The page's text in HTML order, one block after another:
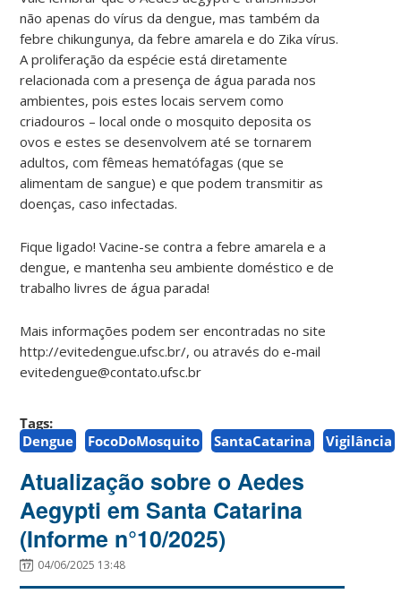
não apenas do vírus da dengue, mas também da
febre chikungunya, da febre amarela e do Zika vírus.
A proliferação da espécie está diretamente
relacionada com a presença de água parada nos
ambientes, pois estes locais servem como
criadouros – local onde o mosquito deposita os
ovos e estes se desenvolvem até se tornarem
adultos, com fêmeas hematófagas (que se
alimentam de sangue) e que podem transmitir as
doenças, caso infectadas.
Fique ligado! Vacine-se contra a febre amarela e a
dengue, e mantenha seu ambiente doméstico e de
trabalho livres de água parada!
Mais informações podem ser encontradas no site
http://evitedengue.ufsc.br/, ou através do e-mail
evitedengue@contato.ufsc.br
Tags:
Dengue
FocoDoMosquito SantaCatarina Vigilância
Atualização sobre o Aedes
Aegypti em Santa Catarina
(Informe n°10/2025)
04/06/2025 13:48